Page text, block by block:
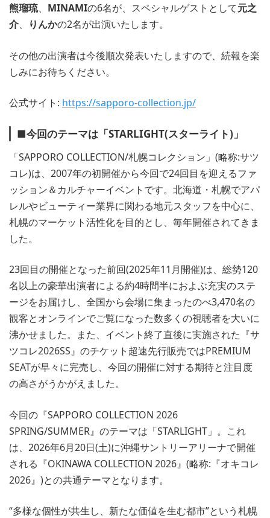
熊瑠琉、 MINAMIの6名が、スペシャルゲストとして元之
介、 りんかの2名が出演いたします。
その他の出演者は今後順次発表いたしますので、続報を楽
しみにお待ちください。
公式サイト: https://sapporo-collection.jp/
■今回のテーマは「STARLIGHT(スターライト)」
「SAPPORO COLLECTION/札幌コレクション」(略称:サツ
コレ)は、2007年の初開催から今回で24回目を迎えるファ
ッション＆カルチャーイベントです。北海道・札幌でアパ
レルやビューティー業界に関わる地元スタッフを中心に、
札幌のマーケット活性化を目的とし、毎年開催されてきま
した。
23回目の開催となった前回(2025年11月開催)は、総勢120
名以上の豪華出演者による約4時間半におよぶ充実のステ
ージをお届けし、全国から会場に集まったのべ3,470名の
観客とオンラインでご覧になった数多くの視聴者を大いに
沸かせました。また、イベント終了直後に実施された『サ
ツコレ2026SS』のチケット超速先行販売ではPREMIUM
SEATが早々に完売し、今回の開催に対する期待と注目度
の高さがうかがえました。
今回の『SAPPORO COLLECTION 2026
SPRING/SUMMER』のテーマは「STARLIGHT」。これ
は、2026年6月20日(土)に沖縄サントリーアリーナで開催
される『OKINAWA COLLECTION 2026』(略称:『オキコレ
2026』)との共通テーマとなります。
“多様な個性が共生し、新たな価値を生む都市”という札幌